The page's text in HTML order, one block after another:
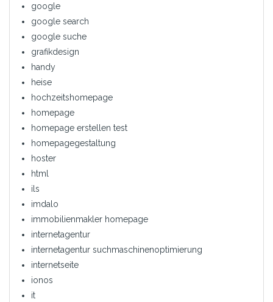
google
google search
google suche
grafikdesign
handy
heise
hochzeitshomepage
homepage
homepage erstellen test
homepagegestaltung
hoster
html
ils
imdalo
immobilienmakler homepage
internetagentur
internetagentur suchmaschinenoptimierung
internetseite
ionos
it